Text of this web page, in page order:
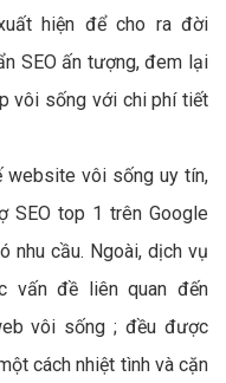
hiện để cho ra đời
SEO ấn tượng, đem lại
vôi sống với chi phí tiết
website vôi sống uy tín,
SEO top 1 trên Google
nhu cầu. Ngoài, dịch vụ
vấn đề liên quan đến
vôi sống ; đều được
cách nhiệt tình và cặn